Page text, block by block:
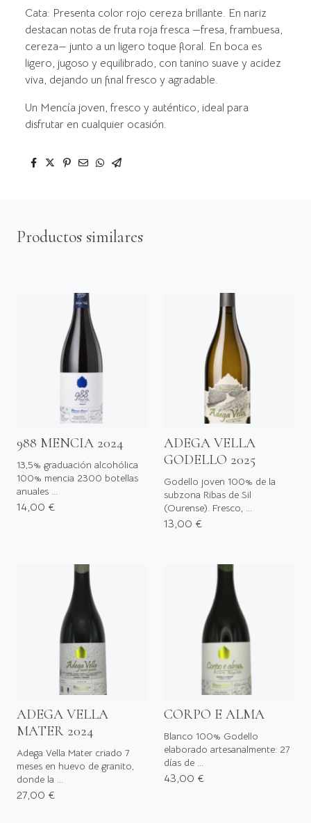
Cata: Presenta color rojo cereza brillante. En nariz
destacan notas de fruta roja fresca —fresa, frambuesa,
cereza— junto a un ligero toque floral. En boca es
ligero, jugoso y equilibrado, con tanino suave y acidez
viva, dejando un final fresco y agradable.
Un Mencía joven, fresco y auténtico, ideal para
disfrutar en cualquier ocasión.
Productos similares
988 MENCIA 2024
13,5% graduación alcohólica
100% mencia 2300 botellas
anuales ...
14,00 €
ADEGA VELLA
GODELLO 2025
Godello joven 100% de la
subzona Ribas de Sil
(Ourense). Fresco, ...
13,00 €
ADEGA VELLA
MATER 2024
Adega Vella Mater criado 7
meses en huevo de granito,
donde la ...
27,00 €
CORPO E ALMA
Blanco 100% Godello
elaborado artesanalmente: 27
días de ...
43,00 €